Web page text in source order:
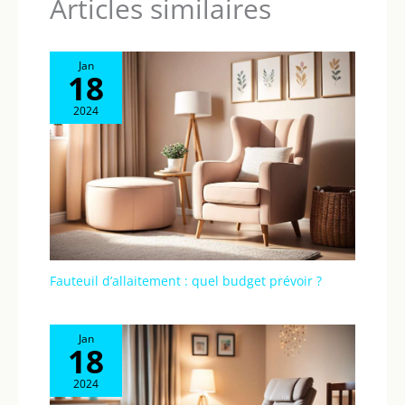
Articles similaires
Jan
18
2024
Fauteuil d’allaitement : quel budget prévoir ?
Jan
18
2024